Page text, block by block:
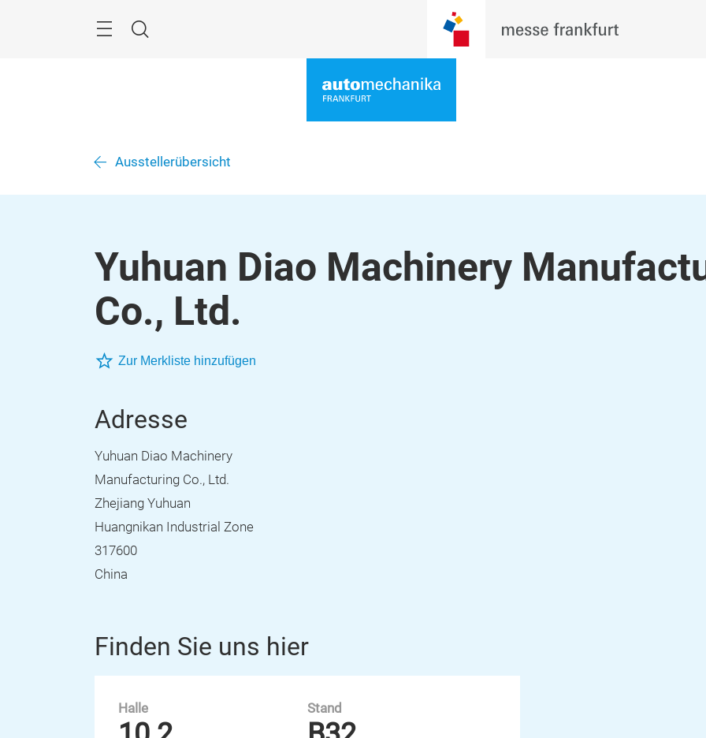
Suche
Ausstellerübersicht
Yuhuan Diao Machinery
Co., Ltd.
Zur Merkliste hinzufügen
Adresse
Yuhuan Diao Machinery
Manufacturing Co., Ltd.
Zhejiang Yuhuan
Huangnikan Industrial Zone
317600
China
Finden Sie uns hier
Halle Stand